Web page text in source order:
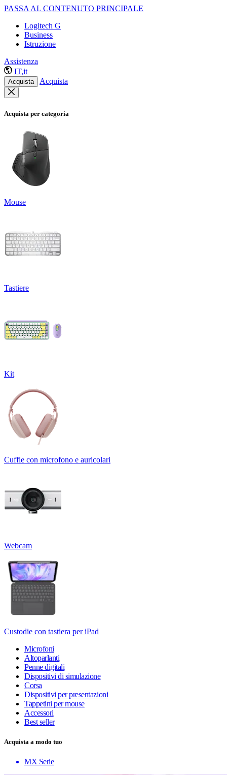
PASSA AL CONTENUTO PRINCIPALE
Logitech G
Business
Istruzione
Assistenza
IT,it
Acquista Acquista
Acquista per categoria
Mouse
Tastiere
Kit
Cuffie con microfono e auricolari
Webcam
Custodie con tastiera per iPad
Microfoni
Altoparlanti
Penne digitali
Dispositivi di simulazione
Corsa
Dispositivi per presentazioni
Tappetini per mouse
Accessori
Best seller
Acquista a modo tuo
MX Serie